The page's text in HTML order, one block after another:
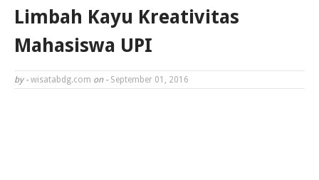
Limbah Kayu Kreativitas
Mahasiswa UPI
by - wisatabdg.com on - September 01, 2016